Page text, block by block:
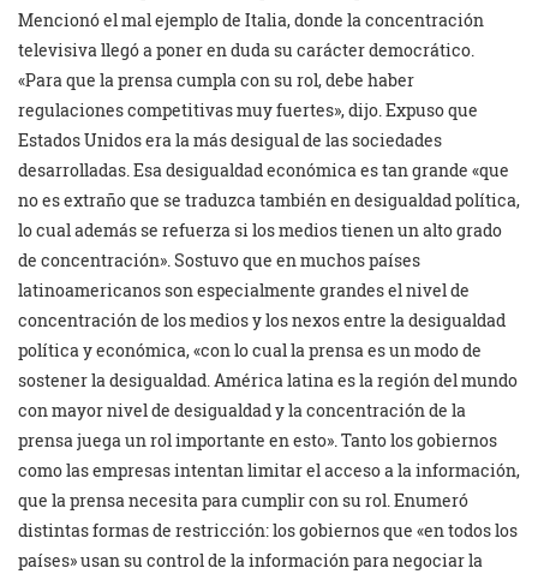
Mencionó el mal ejemplo de Italia, donde la concentración
televisiva llegó a poner en duda su carácter democrático.
«Para que la prensa cumpla con su rol, debe haber
regulaciones competitivas muy fuertes», dijo. Expuso que
Estados Unidos era la más desigual de las sociedades
desarrolladas. Esa desigualdad económica es tan grande «que
no es extraño que se traduzca también en desigualdad política,
lo cual además se refuerza si los medios tienen un alto grado
de concentración». Sostuvo que en muchos países
latinoamericanos son especialmente grandes el nivel de
concentración de los medios y los nexos entre la desigualdad
política y económica, «con lo cual la prensa es un modo de
sostener la desigualdad. América latina es la región del mundo
con mayor nivel de desigualdad y la concentración de la
prensa juega un rol importante en esto». Tanto los gobiernos
como las empresas intentan limitar el acceso a la información,
que la prensa necesita para cumplir con su rol. Enumeró
distintas formas de restricción: los gobiernos que «en todos los
países» usan su control de la información para negociar la